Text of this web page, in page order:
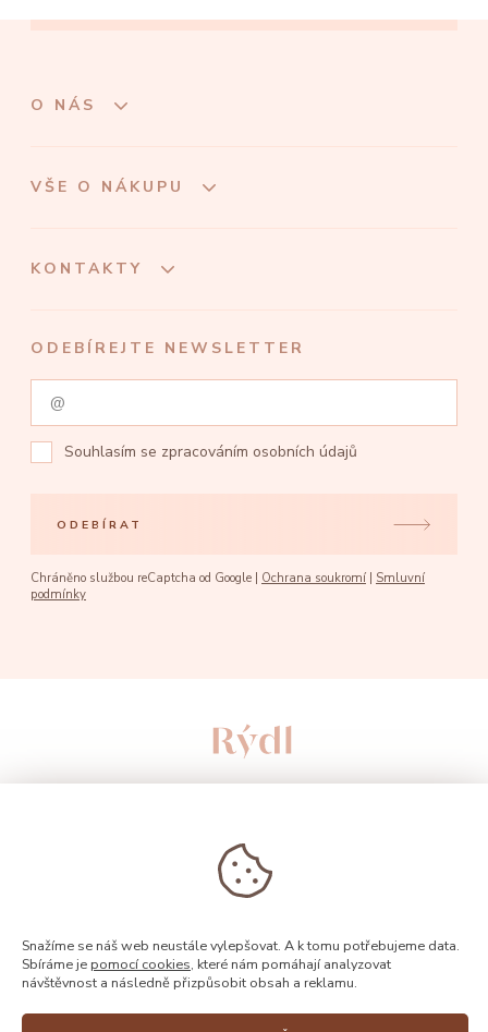
O NÁS
VŠE O NÁKUPU
KONTAKTY
ODEBÍREJTE NEWSLETTER
Souhlasím se zpracováním osobních údajů
ODEBÍRAT
Chráněno službou reCaptcha od Google | Ochrana soukromí
Smluvní
podmínky
© 2026, Rýdl
Snažíme se náš web neustále vylepšovat. A k tomu potřebujeme data.
Sbíráme je pomocí cookies, které nám pomáhají analyzovat
návštěvnost a následně přizpůsobit obsah a reklamu.